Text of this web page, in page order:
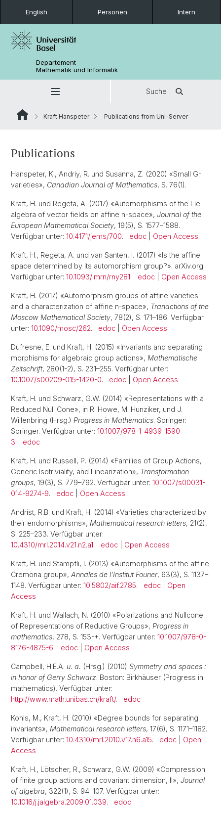
English Personen Intern
Departement
Mathematik und Informatik
Suche
Kraft Hanspeter Publications from Uni-Server
Publications
Hanspeter, K., Andriy, R. und Susanna, Z. (2020) «Small G-
varieties», Canadian Journal of Mathematics, S. 76(1).
Kraft, H. und Regeta, A. (2017) «Automorphisms of the Lie
algebra of vector fields on affine n-space», Journal of the
European Mathematical Society, 19(5), S. 1577–1588.
Verfügbar unter: 10.4171/jems/700. edoc Open Access
Kraft, H., Regeta, A. und van Santen, I. (2017) «Is the affine
space determined by its automorphism group?». arXiv.org.
Verfügbar unter: 10.1093/imrn/rny281. edoc Open Access
Kraft, H. (2017) «Automorphism groups of affine varieties
and a characterization of affine n-space», Tranactions of the
Moscow Mathematical Society, 78(2), S. 171–186. Verfügbar
unter: 10.1090/mosc/262. edoc Open Access
Dufresne, E. und Kraft, H. (2015) «Invariants and separating
morphisms for algebraic group actions», Mathematische
Zeitschrift, 280(1-2), S. 231–255. Verfügbar unter:
10.1007/s00209-015-1420-0. edoc Open Access
Kraft, H. und Schwarz, G.W. (2014) «Representations with a
Reduced Null Cone», in R. Howe, M. Hunziker, und J.
Willenbring (Hrsg.) Progress in Mathematics. Springer:
Springer. Verfügbar unter: 10.1007/978-1-4939-1590-
3. edoc
Kraft, H. und Russell, P. (2014) «Families of Group Actions,
Generic Isotriviality, and Linearization», Transformation
groups, 19(3), S. 779–792. Verfügbar unter: 10.1007/s00031-
014-9274-9. edoc Open Access
Andrist, R.B. und Kraft, H. (2014) «Varieties characterized by
their endomorphisms», Mathematical research letters, 21(2),
S. 225–233. Verfügbar unter:
10.4310/mrl.2014.v21.n2.a1. edoc Open Access
Kraft, H. und Stampfli, I. (2013) «Automorphisms of the affine
Cremona group», Annales de l’Institut Fourier, 63(3), S. 1137–
1148. Verfügbar unter: 10.5802/aif.2785. edoc
Open
Access
Kraft, H. und Wallach, N. (2010) «Polarizations and Nullcone
of Representations of Reductive Groups», Progress in
mathematics, 278, S. 153-+. Verfügbar unter: 10.1007/978-0-
8176-4875-6. edoc Open Access
Campbell, H.E.A. u. a. (Hrsg.) (2010) Symmetry and spaces :
in honor of Gerry Schwarz. Boston: Birkhäuser (Progress in
mathematics). Verfügbar unter:
http://www.math.unibas.ch/kraft/. edoc
Kohls, M., Kraft, H. (2010) «Degree bounds for separating
invariants», Mathematical research letters, 17(6), S. 1171–1182.
Verfügbar unter: 10.4310/mrl.2010.v17.n6.a15. edoc
Open
Access
Kraft, H., Lötscher, R., Schwarz, G.W. (2009) «Compression
of finite group actions and covariant dimension, II», Journal
of algebra, 322(1), S. 94–107. Verfügbar unter:
10.1016/j.jalgebra.2009.01.039. edoc